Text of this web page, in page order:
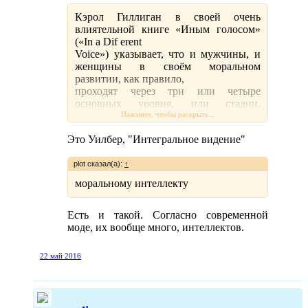
Кэрол Гиллиган в своей очень
влиятельной книге «Иным голосом»
(«In a Dif erent
Voice») указывает, что и мужчины, и
женщины в своём моральном
развитии, как правило,
проходят через три или четыре
основных уровня, или стадии.
Ссылаясь на значительное
данных, Гиллиган отмечает, что эти
ные стадии могут быть названы
конвенциональной, постконвенцио-
Фактически это те же самые стадии
развития, которые исполь-
моральному интеллекту.
это мораль, всецело сосредоточенная
Нажмите, чтобы раскрыть...
Это Уилбер, "Интегральное видение"
plot сказал(а): ↑
моральному интеллекту
Есть и такой. Согласно современной
моде, их вообще много, интеллектов.
22 май 2016